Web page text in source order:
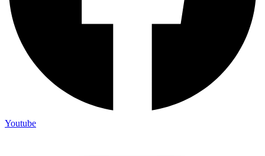
Youtube